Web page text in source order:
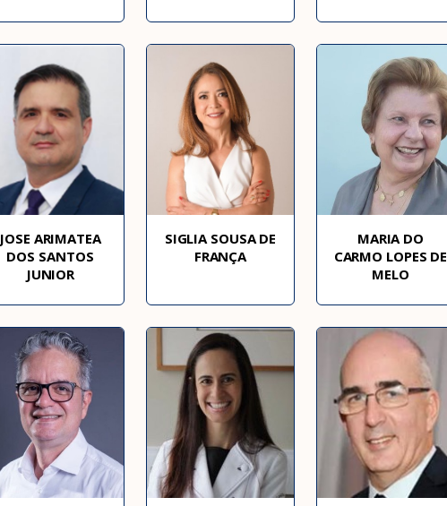
JOSE ARIMATEA
DOS SANTOS
JUNIOR
SIGLIA SOUSA DE
FRANÇA
MARIA DO
CARMO LOPES DE
MELO